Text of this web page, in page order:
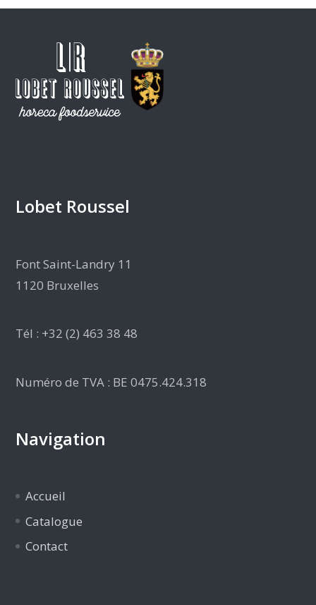
Lobet Roussel
Font Saint-Landry 11
1120 Bruxelles
Tél : +32 (2) 463 38 48
Numéro de TVA : BE 0475.424.318
Navigation
Accueil
Catalogue
Contact